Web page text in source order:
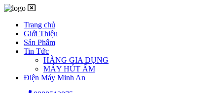
Trang chủ
Giới Thiệu
Sản Phẩm
Tin Tức
HÀNG GIA DỤNG
MÁY HÚT ẨM
Điện Máy Minh An